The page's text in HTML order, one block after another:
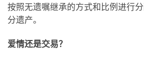
按照无遗嘱继承的方式和比例进行
分遗产。
爱情还是交易？